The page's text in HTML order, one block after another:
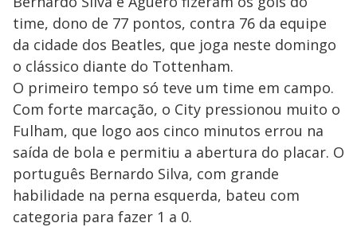
time, dono de 77 pontos, contra 76 da equipe
da cidade dos Beatles, que joga neste domingo
o clássico diante do Tottenham.
O primeiro tempo só teve um time em campo.
Com forte marcação, o City pressionou muito o
Fulham, que logo aos cinco minutos errou na
saída de bola e permitiu a abertura do placar. O
português Bernardo Silva, com grande
habilidade na perna esquerda, bateu com
categoria para fazer 1 a 0.